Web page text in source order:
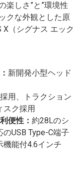
楽しさ”と”環境性
クな外観とした原
X（シグナス エック
新開発小型ヘッド
用、トラクション
スク採用
便性： 約28Lのシ
USB Type-C端子
機能付4.6インチ